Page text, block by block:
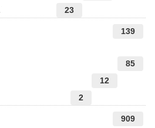
23
139
85
12
2
909